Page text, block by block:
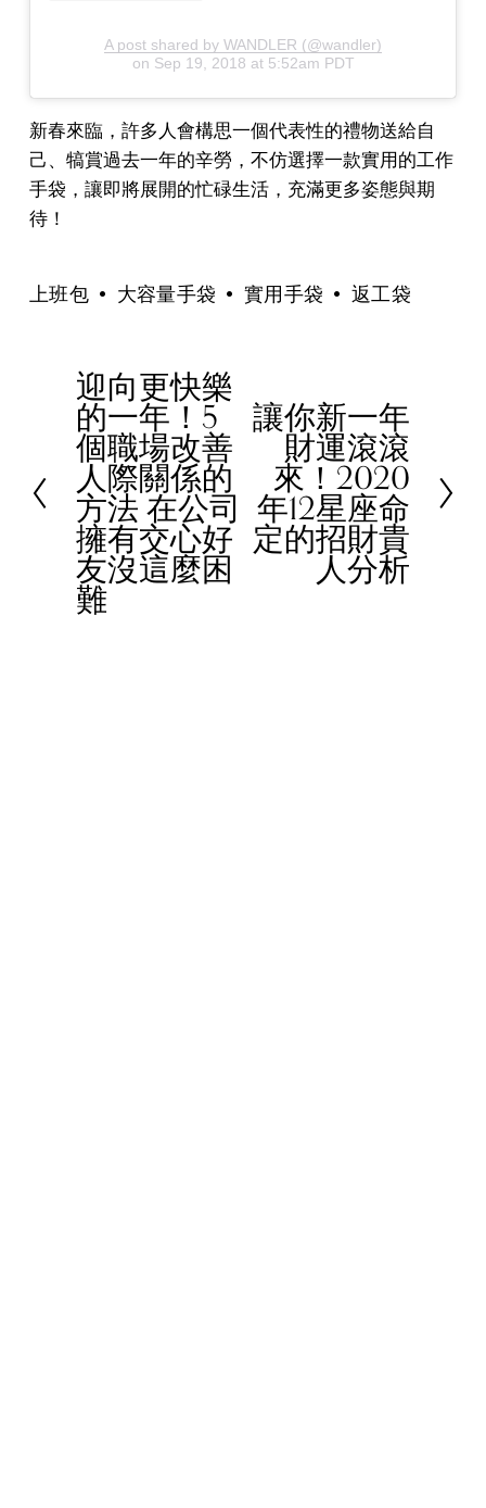
A post shared by WANDLER (@wandler)
on Sep 19, 2018 at 5:52am PDT
新春來臨，許多人會構思一個代表性的禮物送給自
己、犒賞過去一年的辛勞，不仿選擇一款實用的工作
手袋，讓即將展開的忙碌生活，充滿更多姿態與期
待！
上班包 大容量手袋 實用手袋 返工袋
P
r
e
i
o
u
s
迎向更快樂
的一年！5
個職場改善
人際關係的
方法 在公司
擁有交心好
友沒這麼困
難
N讓你新一年
財運滾滾
來！2020
年12星座命
定的招財貴
人分析